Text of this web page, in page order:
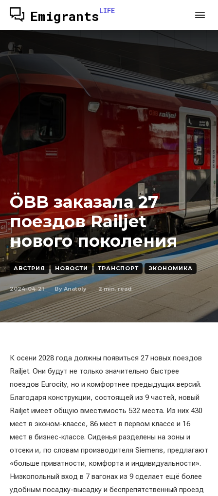
EmigrantsLIFE
ÖBB заказала 27
поездов Railjet
нового поколения
АВСТРИЯ НОВОСТИ ТРАНСПОРТ ЭКОНОМИКА
2024-04-21 By Anatoly 2min. read
К осени 2028 года должны появиться 27 новых поездов
Railjet. Они будут не только значительно быстрее
поездов Eurocity, но и комфортнее предыдущих версий.
Благодаря конструкции, состоящей из 9 частей, новый
Railjet имеет общую вместимость 532 места. Из них 430
мест в эконом-классе, 86 мест в первом классе и 16
мест в бизнес-классе. Сиденья разделены на зоны и
отсеки и, по словам производителя Siemens, предлагают
«больше приватности, комфорта и индивидуальности».
Низкопольный вход в 7 вагонах из 9 сделает ещё более
удобным посадку-высадку и беспрепятственный проезд